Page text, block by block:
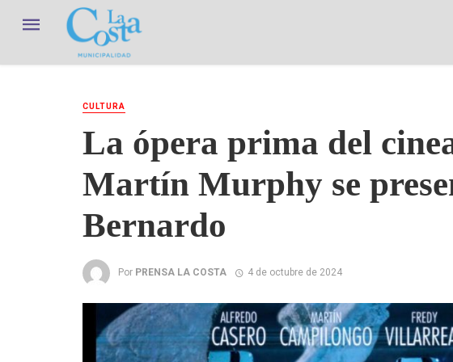
CULTURA
La ópera prima del
Martín Murphy se
Bernardo
Por PRENSA LA COSTA 4 de octubre de 2024